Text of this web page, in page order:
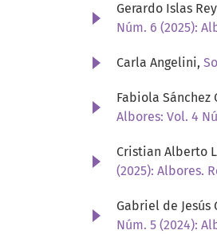
Gerardo Islas
Núm. 6 (2025):
Carla Angelini,
Fabiola Sánchez
Albores: Vol. 4
Cristian Alberto
(2025): Albores.
Gabriel de Jesús
Núm. 5 (2024):